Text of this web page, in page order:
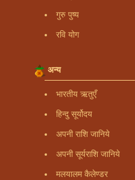
गुरु पुष्य
रवि योग
अन्य
भारतीय ऋतुएँ
हिन्दु सूर्योदय
अपनी राशि जानिये
अपनी सूर्यराशि जानिये
मलयालम कैलेण्डर